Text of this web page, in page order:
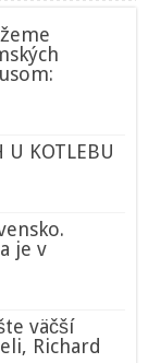
U KOTLEBU
je v
väčší
Richard